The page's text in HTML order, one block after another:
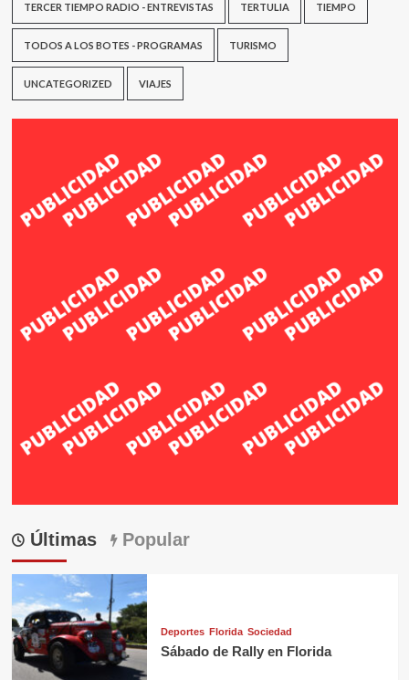
TERCER TIEMPO RADIO - ENTREVISTAS TERTULIA TIEMPO
TODOS A LOS BOTES - PROGRAMAS TURISMO
UNCATEGORIZED VIAJES
Últimas Popular
Deportes Florida Sociedad
Sábado de Rally en Florida